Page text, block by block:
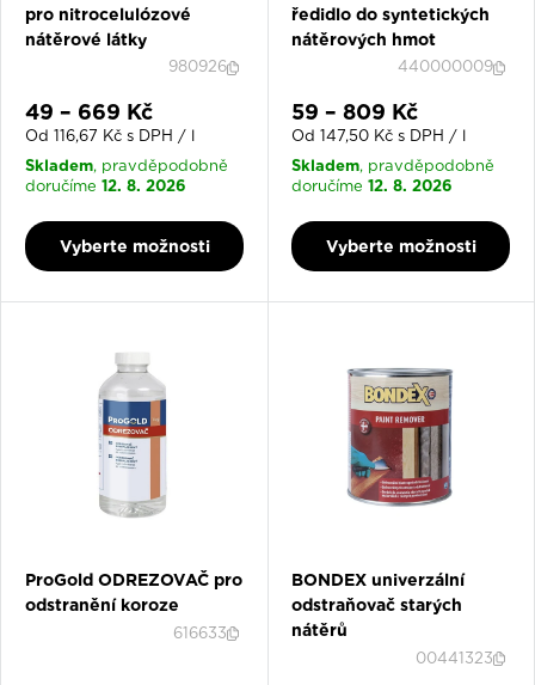
Odstraňovač starých nátěrů -COLOR COMPANY
EXTRA odstraňovač starých nátěrů
Odstraňovač starých nátěrů a lepidel -
HET Soldecol
Ostatní technické kapaliny
Technický benzín -ELASTIK Technický benzín
Odstraňovač rzi -ProGold ODHRDZOVAČ na
Fermež lněná -
NOVOCHEMA FERMEŽ LNĚNÁ
Odmašťovač - COLOR COMPANY PENCOL odstraňovač
mastnoty ze stěn
Nejdůležitější faktory při výběru ředidel a
Typ projektu
: Vyberte správné ředidlo nebo technickou
kapalinu podle typu barvy nebo laku, se kterým pracujete.
Kompatibilita s materiály
pro nitrocelulózové
nátěrové látky
980926
Slevová cena
49 – 669 Kč
Od 116,67 Kč s DPH / l
Skladem, pravděpodobně
doručíme 12. 8. 2026
Vyberte možnosti
ředidlo do syntetických
nátěrových hmot
440000009
Slevová cena
59 – 809 Kč
Od 147,50 Kč s DPH / l
Skladem, pravděpodobně
doručíme 12. 8. 2026
Vyberte možnosti
ProGold ODREZOVAČ pro
odstranění koroze
616633
BONDEX univerzální
odstraňovač starých
nátěrů
00441323